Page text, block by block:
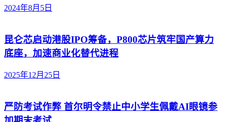
2024年8月5日
昆仑芯启动港股IPO筹备，P800芯片筑牢国产算力
底座，加速商业化替代进程
2025年12月25日
严防考试作弊 首尔明令禁止中小学生佩戴AI眼镜参